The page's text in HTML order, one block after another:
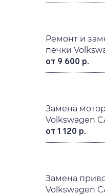
Ремонт и
печки
от 9 600 р.
Замена
Volkswagen
от 1 120 р.
Замена
Volkswagen